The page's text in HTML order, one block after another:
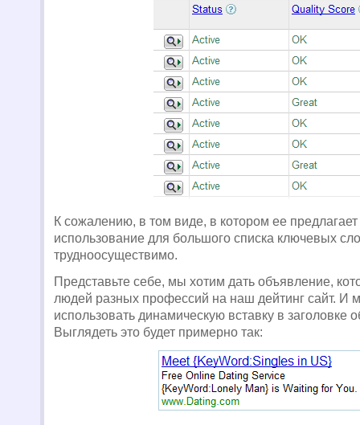
К сожалению, в том виде, в котором ее
использование для большого списка ключевых
трудноосуществимо.
Представьте себе, мы хотим дать объявление,
людей разных профессий на наш дейтинг сайт. И
использовать динамическую вставку в заголовке
Выглядеть это будет примерно так: